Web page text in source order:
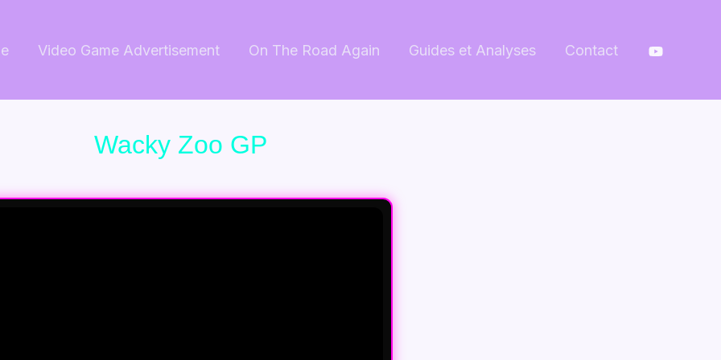
Video Game Advertisement On The Road Again Guides et Analyses Contact
Wacky Zoo GP